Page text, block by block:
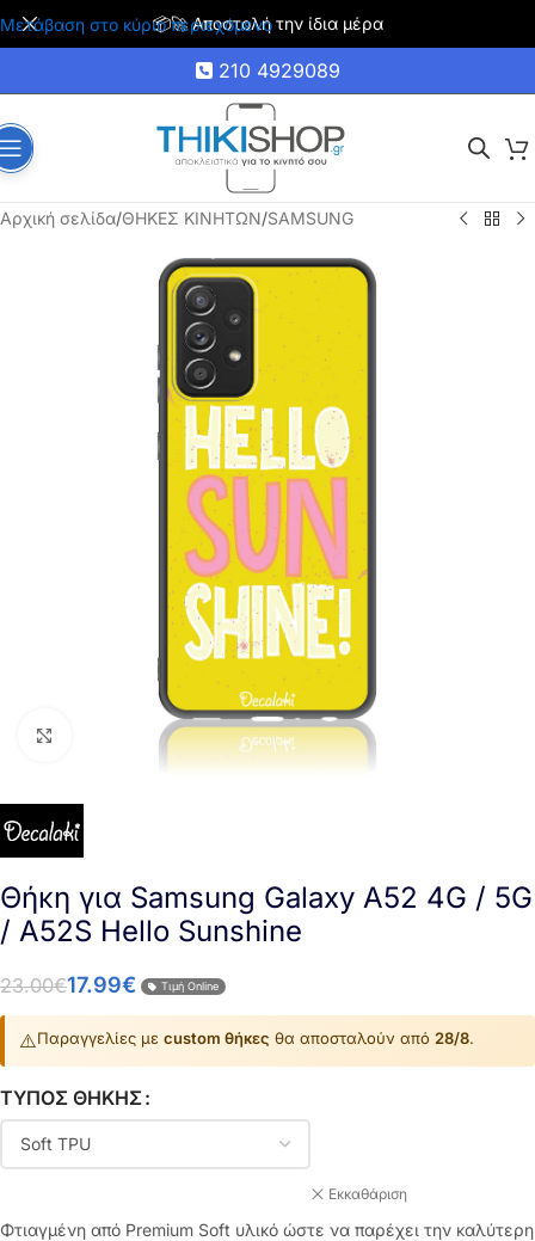
Μετάβαση στο κύριο περιεχόμενο
🚚 Δωρεάν μεταφορικά για αγορές άνω των 35€
210 4929089
Αρχική σελίδα/ΘΗΚΕΣ ΚΙΝΗΤΩΝ/SAMSUNG
Click to enlarge
Θήκη για Samsung Galaxy A52 4G / 5G
/ A52S Hello Sunshine
23.00€17.99€ Τιμή Online
⚠️Παραγγελίες με custom θήκες θα αποσταλούν από 28/8.
ΤΎΠΟΣ ΘΉΚΗΣ
Εκκαθάριση
Φτιαγμένη από Premium Soft υλικό ώστε να παρέχει την καλύτερη